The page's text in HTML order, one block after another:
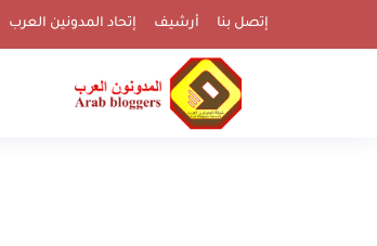
إتصل بنا أرشيف إتحاد المدونين العرب